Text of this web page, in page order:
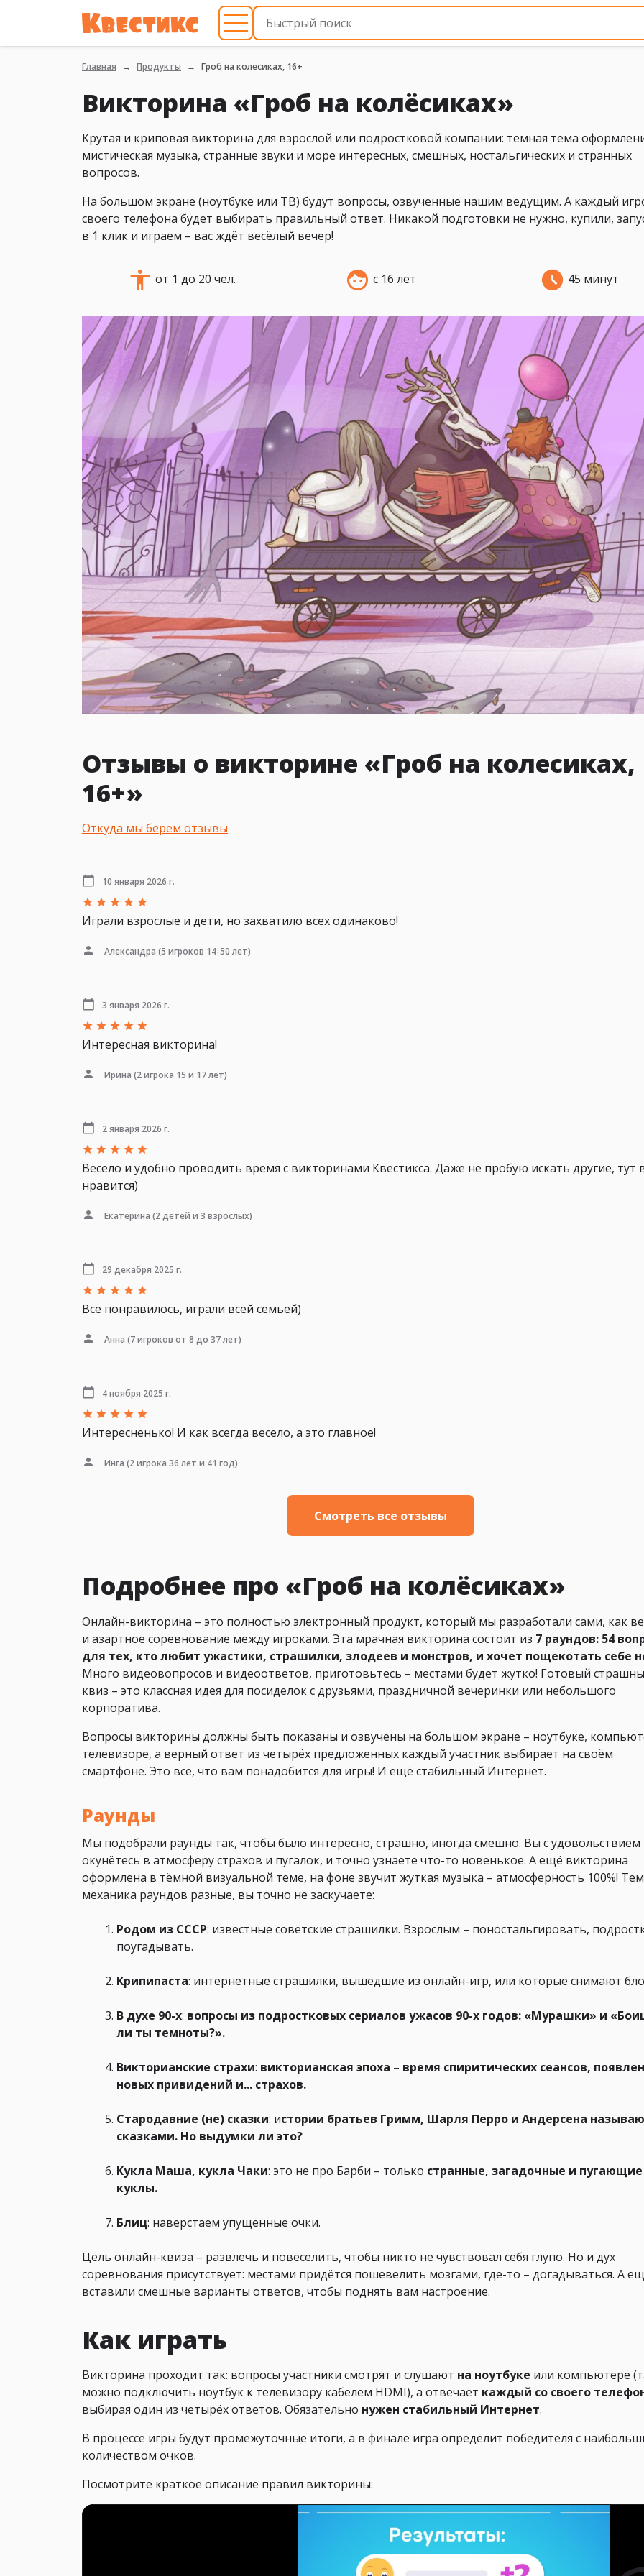
Главная Продукты Гроб на колесиках, 16+
Викторина «Гроб на колёсиках»
Крутая и криповая викторина для взрослой или подростковой компании: тёмная тема
мистическая музыка, странные звуки и море интересных, смешных, ностальгических и странных
вопросов.
На большом экране (ноутбуке или ТВ) будут вопросы, озвученные нашим ведущим. А каждый
своего телефона будет выбирать правильный ответ. Никакой подготовки не нужно, купили,
в 1 клик и играем – вас ждёт весёлый вечер!
от 1 до 20 чел. с 16 лет 45 минут
Отзывы о викторине «Гроб на колесиках,
16+»
Откуда мы берем отзывы
10 января 2026 г.
Играли взрослые и дети, но захватило всех одинаково!
Александра (5 игроков 14-50 лет)
3 января 2026 г.
Интересная викторина!
Ирина (2 игрока 15 и 17 лет)
2 января 2026 г.
Весело и удобно проводить время с викторинами Квестикса. Даже не пробую искать другие, тут
нравится)
Екатерина (2 детей и 3 взрослых)
29 декабря 2025 г.
Все понравилось, играли всей семьей)
Анна (7 игроков от 8 до 37 лет)
4 ноября 2025 г.
Интересненько! И как всегда весело, а это главное!
Инга (2 игрока 36 лет и 41 год)
Смотреть все отзывы
Подробнее про «Гроб на колёсиках»
Онлайн-викторина – это полностью электронный продукт, который мы разработали сами, как
и азартное соревнование между игроками. Эта мрачная викторина состоит из 7 раундов: 54
для тех, кто любит ужастики, страшилки, злодеев и монстров, и хочет пощекотать себе
Много видеовопросов и видеоответов, приготовьтесь – местами будет жутко! Готовый
квиз – это классная идея для посиделок с друзьями, праздничной вечеринки или небольшого
корпоратива.
Вопросы викторины должны быть показаны и озвучены на большом экране – ноутбуке,
телевизоре, а верный ответ из четырёх предложенных каждый участник выбирает на своём
смартфоне. Это всё, что вам понадобится для игры! И ещё стабильный Интернет.
Раунды
Мы подобрали раунды так, чтобы было интересно, страшно, иногда смешно. Вы с удовольствием
окунётесь в атмосферу страхов и пугалок, и точно узнаете что-то новенькое. А ещё викторина
оформлена в тёмной визуальной теме, на фоне звучит жуткая музыка – атмосферность 100%!
механика раундов разные, вы точно не заскучаете:
Родом из СССР: известные советские страшилки. Взрослым – поностальгировать,
поугадывать.
Крипипаста: интернетные страшилки, вышедшие из онлайн-игр, или которые снимают
В духе 90-х: вопросы из подростковых сериалов ужасов 90-х годов: «Мурашки» и
ли ты темноты?».
Викторианские страхи: викторианская эпоха – время спиритических сеансов,
новых привидений и... страхов.
Стародавние (не) сказки: истории братьев Гримм, Шарля Перро и Андерсена
сказками. Но выдумки ли это?
Кукла Маша, кукла Чаки: это не про Барби – только странные, загадочные и пугающие
куклы.
Блиц: наверстаем упущенные очки.
Цель онлайн-квиза – развлечь и повеселить, чтобы никто не чувствовал себя глупо. Но и дух
соревнования присутствует: местами придётся пошевелить мозгами, где-то – догадываться. А
вставили смешные варианты ответов, чтобы поднять вам настроение.
Как играть
Викторина проходит так: вопросы участники смотрят и слушают на ноутбуке или компьютере
можно подключить ноутбук к телевизору кабелем HDMI), а отвечает каждый со своего
выбирая один из четырёх ответов. Обязательно нужен стабильный Интернет.
В процессе игры будут промежуточные итоги, а в финале игра определит победителя с
количеством очков.
Посмотрите краткое описание правил викторины: